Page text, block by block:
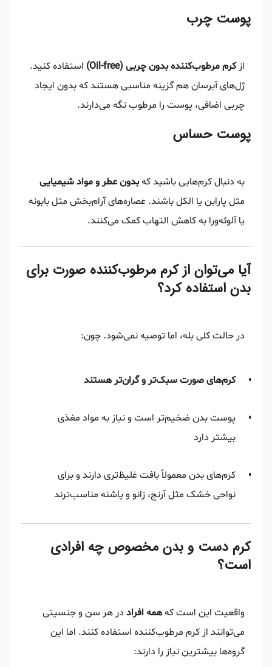
پوست چرب
ازکرم مرطوب‌کننده بدون چربی (Oil-free)
استفاده کنید.
ژل‌های آبرسان هم گزینه مناسبی هستند که بدون ایجاد
چربی اضافی، پوست را مرطوب نگه می‌دارند.
پوست حساس
به دنبال کرم‌هایی باشید کهبدون عطر و مواد شیمیایی
مثل پارابن یا الکل باشند. عصاره‌های آرام‌بخش مثل بابونه
یا آلوئه‌ورا به کاهش التهاب کمک می‌کنند.
آیا می‌توان از کرم مرطوب‌کننده صورت برای
بدن استفاده کرد؟
در حالت کلی بله، اما توصیه نمی‌شود. چون:
کرم‌های صورت سبک‌تر و گران‌تر هستند
پوست بدن ضخیم‌تر است و نیاز به مواد مغذی
بیشتر دارد
کرم‌های بدن معمولاً بافت غلیظ‌تری دارند و برای
نواحی خشک مثل آرنج، زانو و پاشنه مناسب‌ترند
کرم دست و بدن مخصوص چه افرادی
است؟
واقعیت این است کههمه افراد در هر سن و جنسیتی
می‌توانند از کرم مرطوب‌کننده استفاده کنند. اما این
گروه‌ها بیشترین نیاز را دارند: